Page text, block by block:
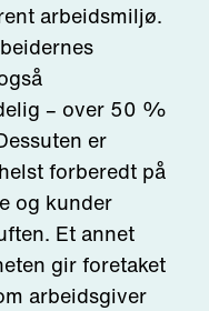
arbeidsmiljø.
– over 50 %
er
forberedt på
og kunder
Et annet
gir foretaket
arbeidsgiver